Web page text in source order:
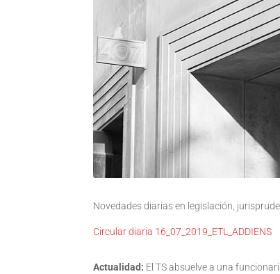
Novedades diarias en legislación,
Circular diaria 16_07_2019_ETL_ADDIENS
Actualidad: El TS absuelve a una